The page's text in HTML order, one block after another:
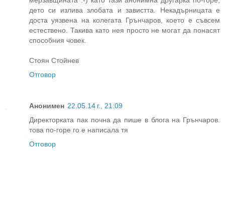
дето си излива злобата и завистта. Некадърницата е
доста уязвена на колегата Грънчаров, което е съвсем
естествено. Такива като нея просто не могат да понасят
способния човек.
Стоян Стойнев
Отговор
Анонимен 22.05.14 г., 21:09
Директорката пак почна да пише в блога на Грънчаров.
това по-горе го е написала тя
Отговор